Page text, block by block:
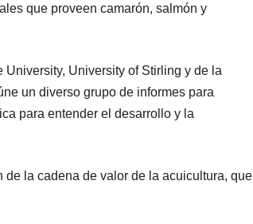
que proveen camarón, salmón y
University of Stirling y de la
un diverso grupo de informes para
para entender el desarrollo y la
la cadena de valor de la acuicultura, que